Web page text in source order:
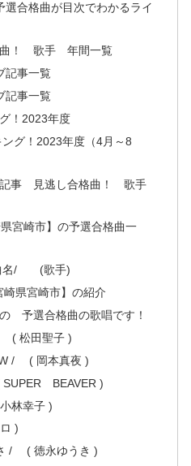
合格曲が目次でわかるライ
曲！ 歌手 年間一覧
記事一覧
記事一覧
！2023年度
グ！2023年度（4月～8
記事 見逃し合格曲！ 歌手
宮崎市】の予選合格曲一
名/ (歌手)
県宮崎市】の紹介
予選合格曲の歌唱です！
松田聖子 )
/ ( 岡本真夜 )
BEAVER )
林幸子 )
)
/ ( 徳永ゆうき )